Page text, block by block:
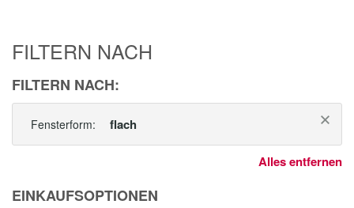
FILTERN NACH
FILTERN NACH:
Fensterform: flach
Alles entfernen
EINKAUFSOPTIONEN